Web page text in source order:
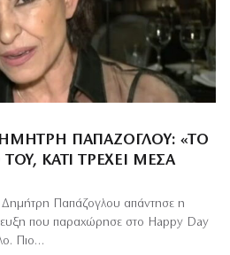
ΠΑΠΆΖΟΓΛΟΥ: «ΤΟ
ΚΆΤΙ ΤΡΈΧΕΙ ΜΈΣΑ
Δημήτρη Παπάζογλου απάντησε η
που παραχώρησε στο Happy Day
Πιο…